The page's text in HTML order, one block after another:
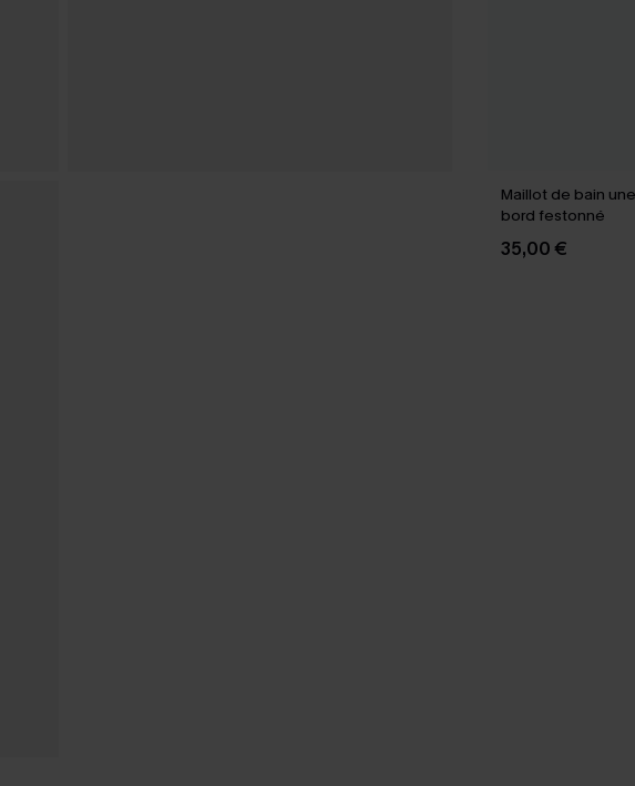
Maillot de bain
bord festonné
35,00 €